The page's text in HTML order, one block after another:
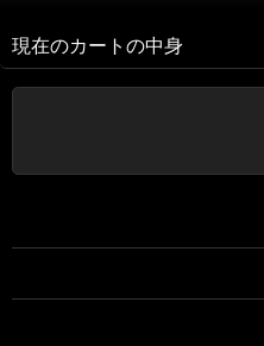
現在のカートの中身